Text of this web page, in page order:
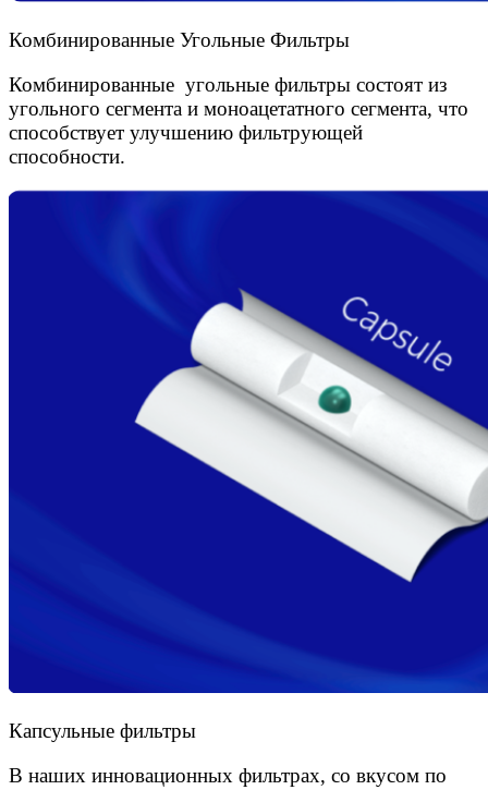
Комбинированные Угольные Фильтры
Комбинированные угольные фильтры состоят из
угольного сегмента и моноацетатного сегмента, что
способствует улучшению фильтрующей
способности.
Капсульные фильтры
В наших инновационных фильтрах, со вкусом по